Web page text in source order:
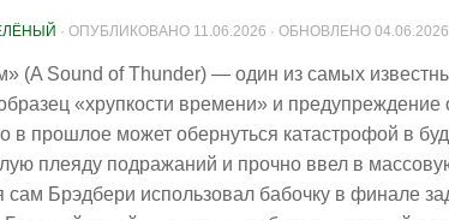
· ОПУБЛИКОВАНО 11.06.2026 · ОБНОВЛЕНО 04.06.2026
(A Sound of Thunder) — один из самых
«хрупкости времени» и
в прошлое может обернуться катастрофой в
плеяду подражаний и прочно ввел в
сам Брэдбери использовал бабочку в финале